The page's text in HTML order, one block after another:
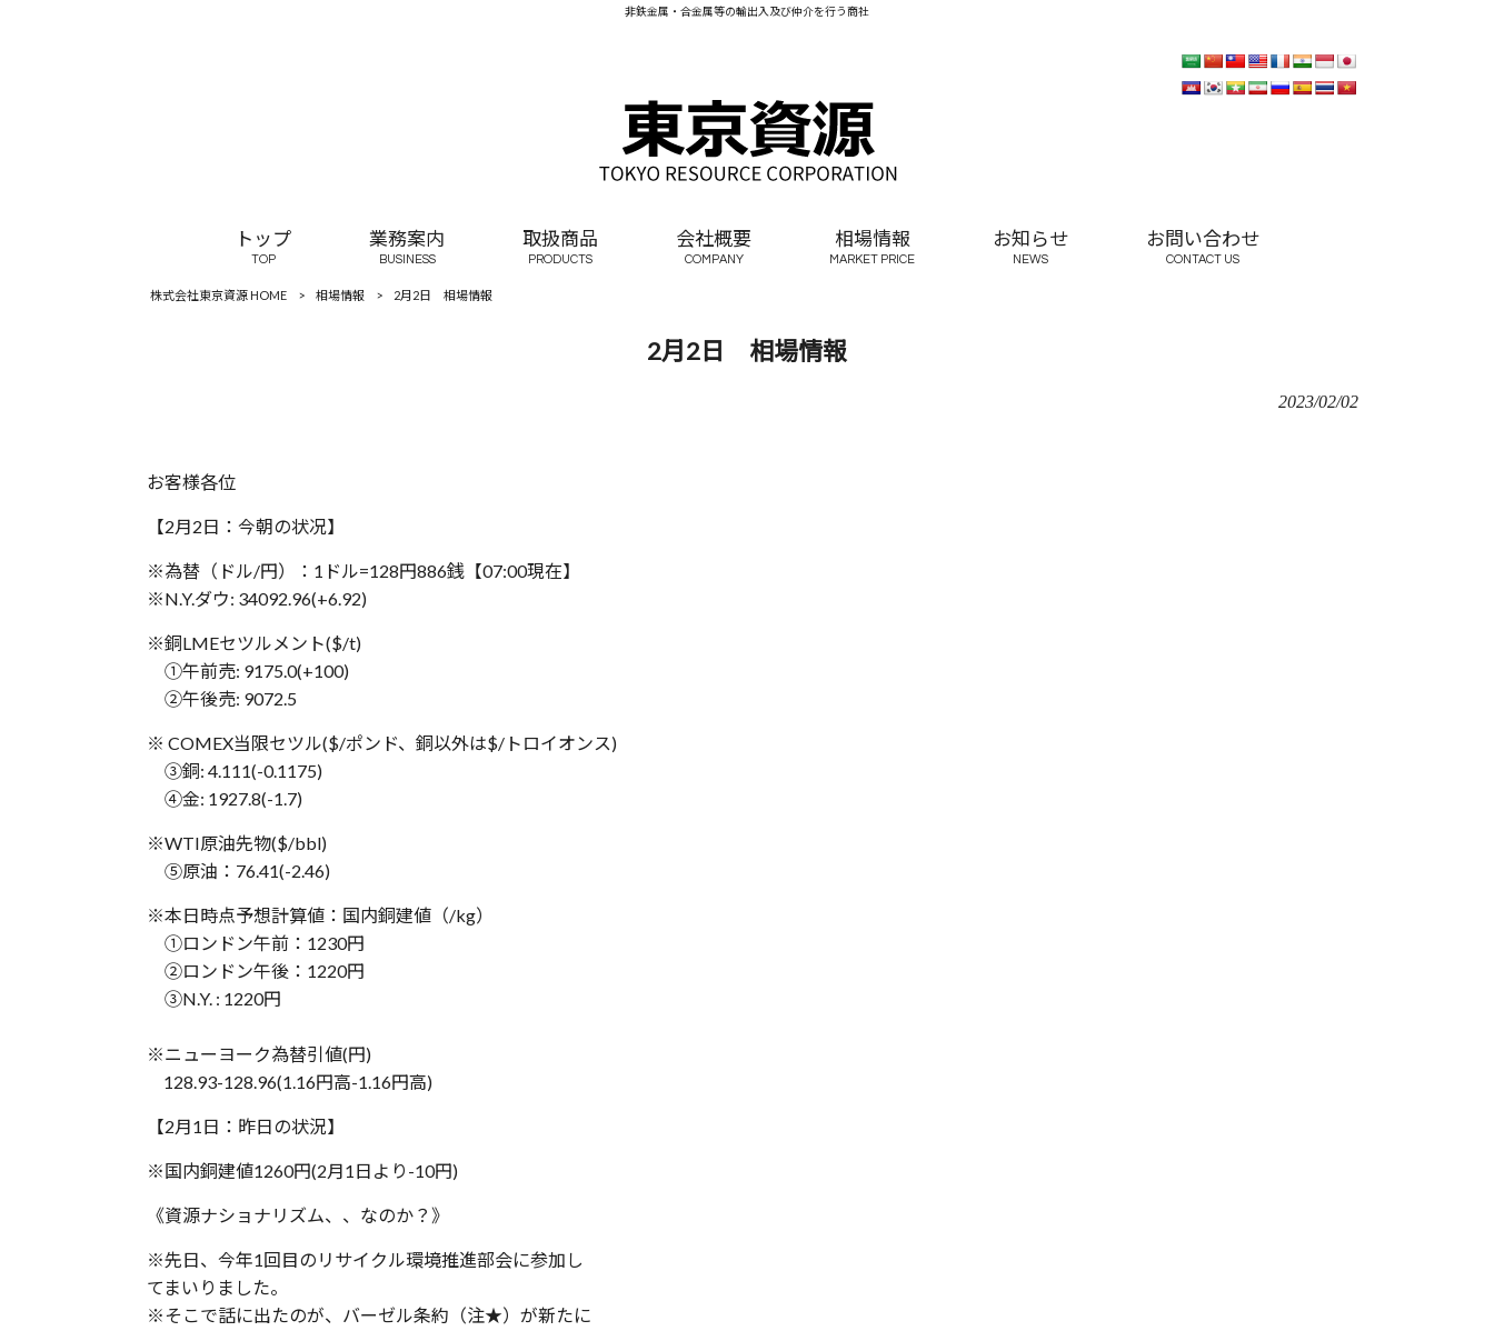
非鉄金属・合金属等の輸出入及び仲介を行う商社
トップ
TOP
業務案内
BUSINESS
取扱商品
PRODUCTS
会社概要
COMPANY
相場情報
MARKET PRICE
お知らせ
NEWS
お問い合わせ
CONTACT US
株式会社東京資源 HOME > 相場情報 > 2月2日 相場情報
2月2日 相場情報
2023/02/02
お客様各位
【2月2日：‪今朝の状况】
※為替（ドル/円）：1ドル=128円886銭【‪‪07:00現在】
※N.Y.ダウ: 34092.96(+6.92)
※銅LMEセツルメント($/t)
①午前売: 9175.0(+100)
②午後売: 9072.5
※ COMEX当限セツル($/ポンド、銅以外は$/トロイオンス)
③銅: 4.111(-0.1175)
④金: 1927.8(-1.7)
※WTI原油先物($/bbl)
⑤原油：76.41(-2.46)
※本日時点予想計算値：国内銅建値（/kg）
①ロンドン午前：1230円
②ロンドン午後：1220円
③N.Y. : 1220円
※ニューヨーク為替引値(円)
128.93-128.96(1.16円高-1.16円高)
【2月1日：昨日の状況】
※国内銅建値1260円(2月1日より-10円)
《資源ナショナリズム、、なのか？》
※先日、今年1回目のリサイクル環境推進部会に参加し
てまいりました。
※そこで話に出たのが、バーゼル条約（注★）が新たに